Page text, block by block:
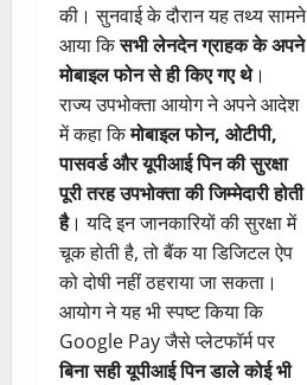
की। सुनवाई के दौरान यह तथ्य सामने
आया किसभी लेनदेन ग्राहक के अपने
मोबाइल फोन से ही किए गए थे।
राज्य उपभोक्ता आयोग ने अपने आदेश
में कहा किमोबाइल फोन, ओटीपी,
पासवर्ड और यूपीआई पिन की सुरक्षा
पूरी तरह उपभोक्ता की जिम्मेदारी होती
है। यदि इन जानकारियों की सुरक्षा में
चूक होती है, तो बैंक या डिजिटल ऐप
को दोषी नहीं ठहराया जा सकता।
आयोग ने यह भी स्पष्ट किया कि
Google Pay जैसे प्लेटफॉर्म पर
बिना सही यूपीआई पिन डाले कोई भी